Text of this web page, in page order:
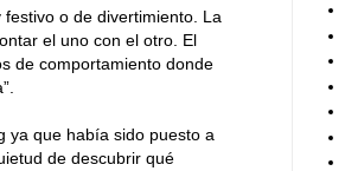
o de divertimiento. La
el uno con el otro. El
de comportamiento donde
ya que había sido puesto a
de descubrir qué